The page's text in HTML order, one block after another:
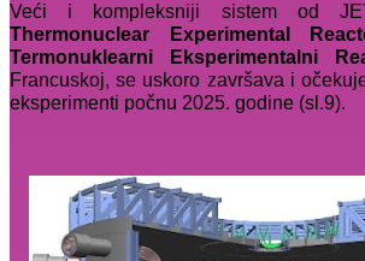
Veći i kompleksniji sistem od
Thermonuclear Experimental
Termonuklearni Eksperimentalni
Francuskoj, se uskoro završava i
eksperimenti počnu 2025. godine (sl.9).